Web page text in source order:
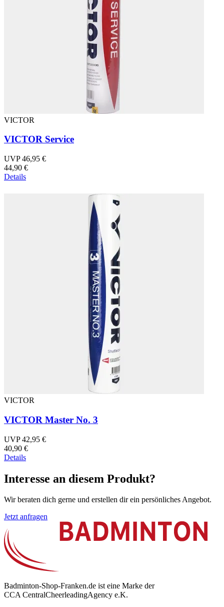
VICTOR
VICTOR Service
UVP 46,95 €
44,90 €
Details
VICTOR
VICTOR Master No. 3
UVP 42,95 €
40,90 €
Details
Interesse an diesem Produkt?
Wir beraten dich gerne und erstellen dir ein persönliches Angebot.
Jetzt anfragen
Badminton-Shop-Franken.de ist eine Marke der
CCA CentralCheerleadingAgency e.K.